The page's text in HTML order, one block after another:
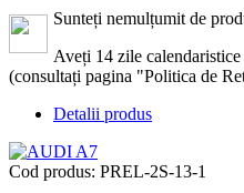
Sunteți nemulțumit de
Aveți 14 zile
(consultați pagina "Politica de
Detalii produs
Cod produs: PREL-2S-13-1